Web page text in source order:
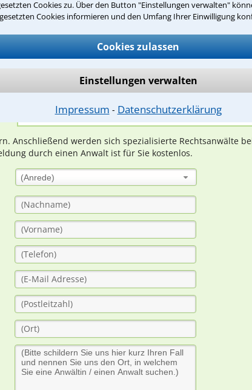
Cookies zu. Über den Button "Einstellungen verwalten"
Cookies informieren und den Umfang Ihrer Einwilligung
Cookies zulassen
Einstellungen verwalten
Impressum ⁃ Datenschutzerklärung
Anschließend werden sich spezialisierte Rechtsanwälte
durch einen Anwalt ist für Sie kostenlos.
(Anrede)